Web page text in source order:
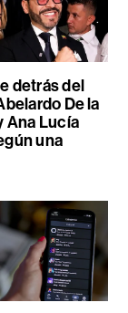
detrás del
De la
Ana Lucía
una